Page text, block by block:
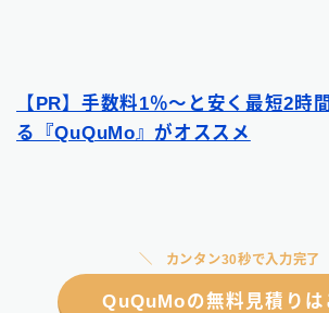
【PR】手数料1％〜と安く最短2時
る『QuQuMo』がオススメ
カンタン30秒で入力完了
QuQuMoの無料見積りは